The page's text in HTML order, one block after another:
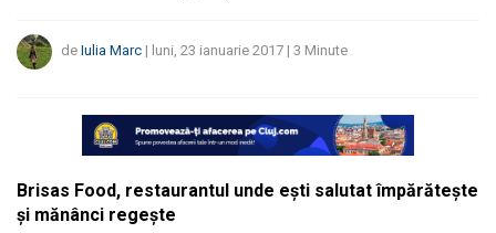
de Iulia Marc | luni, 23 ianuarie 2017 | 3 Minute
Brisas Food, restaurantul unde ești salutat împărătește
și mănânci regește